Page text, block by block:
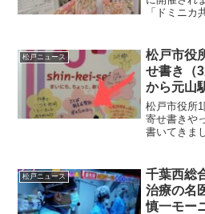
「ドミニカ
松戸ニュース
松戸市役
せ書き（
から元山
松戸市役所
寄せ書きや
書いてきま
ィア
松戸ニュース
千葉西総
治療の名
慎一モー